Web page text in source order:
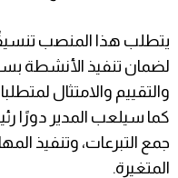
يتطلب هذا المنصب
لضمان تنفيذ الأنشطة
والتقييم والامتثال
كما سيلعب المدير دورًا
جمع التبرعات، وتنفيذ
المتغيرة.